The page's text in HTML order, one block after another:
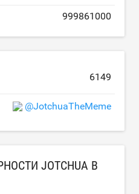
999861000
6149
@JotchuaTheMeme
JOTCHUA В